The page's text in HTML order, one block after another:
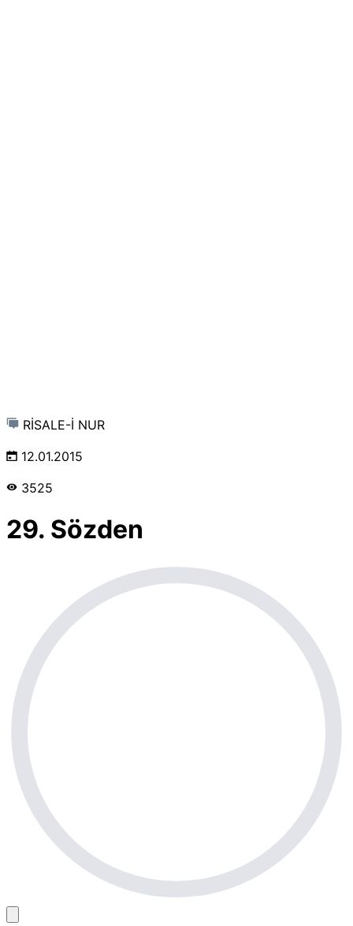
RİSALE-İ NUR
12.01.2015
3525
29. Sözden